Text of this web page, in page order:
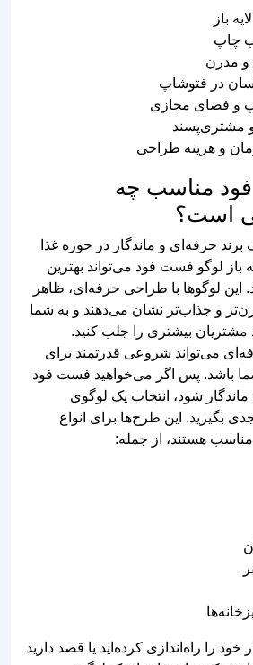
بلکه «اشتهای بصری» مشتری
یک رهگذر با برند شما برقرار می‌کند،
برگر یا پروفایل اینستاگرام
راهی هستید که بدون صرف هزینه‌های
هویتی در سطح برندهای بین‌المللی
است.
طرح لایه باز لوگو
مهم‌ترین بخش‌های هویت بصری هر
است. یک لوگوی حرفه‌ای و جذاب
اول توجه مشتری را جلب کرده و
ذهن مخاطب ماندگار شود. در دنیای
یک لوگوی خاص و حرفه‌ای برای فست
بلکه یک ضرورت برای موفقیت و
می‌شود.
مدرن، خلاقانه و قابل ویرایش برای
هستید، طرح‌های لایه باز لوگو
شما خواهند بود. این طرح‌ها با
کیفیت بالا و فرمت PSD طراحی شده‌اند تا بتوانید بدون نیاز
لوگوی حرفه‌ای و جذاب برای برند
وکتور لوگو پیتزا